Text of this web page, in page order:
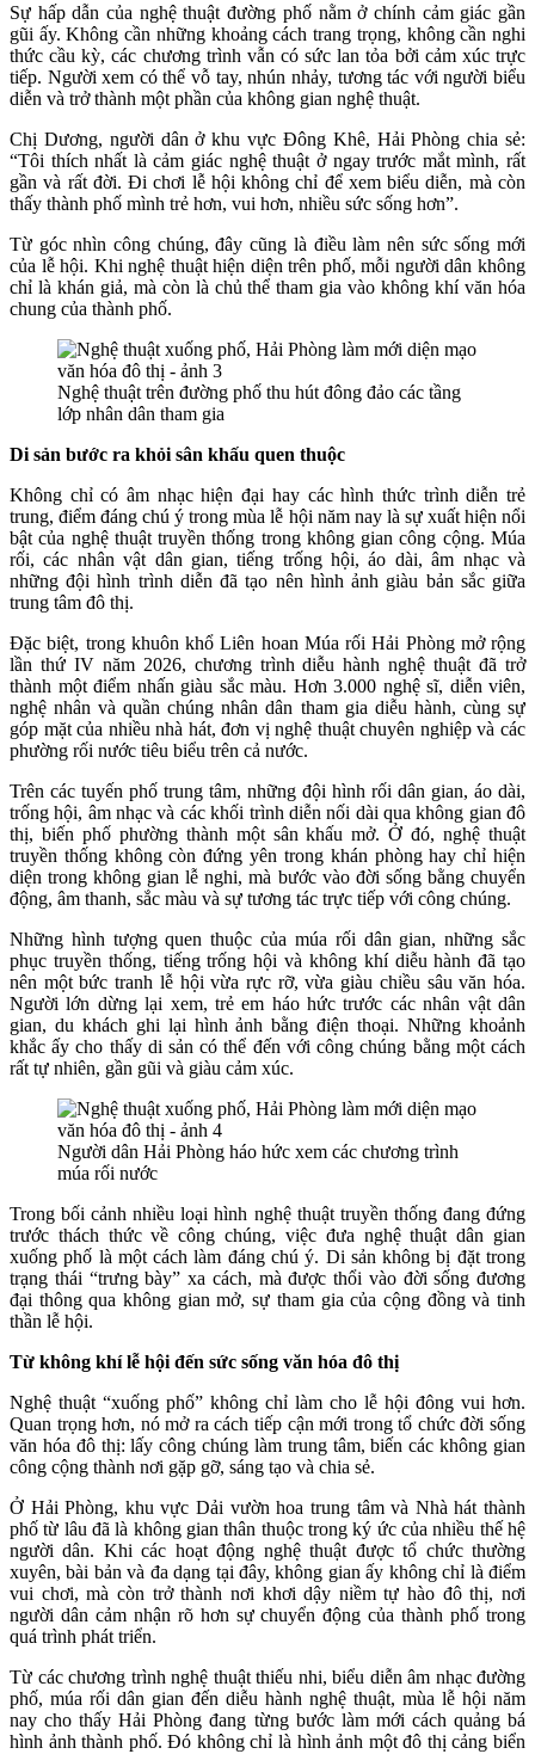
Sự hấp dẫn của nghệ thuật đường phố nằm ở chính cảm giác gần
gũi ấy. Không cần những khoảng cách trang trọng, không cần nghi
thức cầu kỳ, các chương trình vẫn có sức lan tỏa bởi cảm xúc trực
tiếp. Người xem có thể vỗ tay, nhún nhảy, tương tác với người biểu
diễn và trở thành một phần của không gian nghệ thuật.
Chị Dương, người dân ở khu vực Đông Khê, Hải Phòng chia sẻ:
“Tôi thích nhất là cảm giác nghệ thuật ở ngay trước mắt mình, rất
gần và rất đời. Đi chơi lễ hội không chỉ để xem biểu diễn, mà còn
thấy thành phố mình trẻ hơn, vui hơn, nhiều sức sống hơn”.
Từ góc nhìn công chúng, đây cũng là điều làm nên sức sống mới
của lễ hội. Khi nghệ thuật hiện diện trên phố, mỗi người dân không
chỉ là khán giả, mà còn là chủ thể tham gia vào không khí văn hóa
chung của thành phố.
Nghệ thuật trên đường phố thu hút đông đảo các tầng
lớp nhân dân tham gia
Di sản bước ra khỏi sân khấu quen thuộc
Không chỉ có âm nhạc hiện đại hay các hình thức trình diễn trẻ
trung, điểm đáng chú ý trong mùa lễ hội năm nay là sự xuất hiện nổi
bật của nghệ thuật truyền thống trong không gian công cộng. Múa
rối, các nhân vật dân gian, tiếng trống hội, áo dài, âm nhạc và
những đội hình trình diễn đã tạo nên hình ảnh giàu bản sắc giữa
trung tâm đô thị.
Đặc biệt, trong khuôn khổ Liên hoan Múa rối Hải Phòng mở rộng
lần thứ IV năm 2026, chương trình diễu hành nghệ thuật đã trở
thành một điểm nhấn giàu sắc màu. Hơn 3.000 nghệ sĩ, diễn viên,
nghệ nhân và quần chúng nhân dân tham gia diễu hành, cùng sự
góp mặt của nhiều nhà hát, đơn vị nghệ thuật chuyên nghiệp và các
phường rối nước tiêu biểu trên cả nước.
Trên các tuyến phố trung tâm, những đội hình rối dân gian, áo dài,
trống hội, âm nhạc và các khối trình diễn nối dài qua không gian đô
thị, biến phố phường thành một sân khấu mở. Ở đó, nghệ thuật
truyền thống không còn đứng yên trong khán phòng hay chỉ hiện
diện trong không gian lễ nghi, mà bước vào đời sống bằng chuyển
động, âm thanh, sắc màu và sự tương tác trực tiếp với công chúng.
Những hình tượng quen thuộc của múa rối dân gian, những sắc
phục truyền thống, tiếng trống hội và không khí diễu hành đã tạo
nên một bức tranh lễ hội vừa rực rỡ, vừa giàu chiều sâu văn hóa.
Người lớn dừng lại xem, trẻ em háo hức trước các nhân vật dân
gian, du khách ghi lại hình ảnh bằng điện thoại. Những khoảnh
khắc ấy cho thấy di sản có thể đến với công chúng bằng một cách
rất tự nhiên, gần gũi và giàu cảm xúc.
Người dân Hải Phòng háo hức xem các chương trình
múa rối nước
Trong bối cảnh nhiều loại hình nghệ thuật truyền thống đang đứng
trước thách thức về công chúng, việc đưa nghệ thuật dân gian
xuống phố là một cách làm đáng chú ý. Di sản không bị đặt trong
trạng thái “trưng bày” xa cách, mà được thổi vào đời sống đương
đại thông qua không gian mở, sự tham gia của cộng đồng và tinh
thần lễ hội.
Từ không khí lễ hội đến sức sống văn hóa đô thị
Nghệ thuật “xuống phố” không chỉ làm cho lễ hội đông vui hơn.
Quan trọng hơn, nó mở ra cách tiếp cận mới trong tổ chức đời sống
văn hóa đô thị: lấy công chúng làm trung tâm, biến các không gian
công cộng thành nơi gặp gỡ, sáng tạo và chia sẻ.
Ở Hải Phòng, khu vực Dải vườn hoa trung tâm và Nhà hát thành
phố từ lâu đã là không gian thân thuộc trong ký ức của nhiều thế hệ
người dân. Khi các hoạt động nghệ thuật được tổ chức thường
xuyên, bài bản và đa dạng tại đây, không gian ấy không chỉ là điểm
vui chơi, mà còn trở thành nơi khơi dậy niềm tự hào đô thị, nơi
người dân cảm nhận rõ hơn sự chuyển động của thành phố trong
quá trình phát triển.
Từ các chương trình nghệ thuật thiếu nhi, biểu diễn âm nhạc đường
phố, múa rối dân gian đến diễu hành nghệ thuật, mùa lễ hội năm
nay cho thấy Hải Phòng đang từng bước làm mới cách quảng bá
hình ảnh thành phố. Đó không chỉ là hình ảnh một đô thị cảng biển